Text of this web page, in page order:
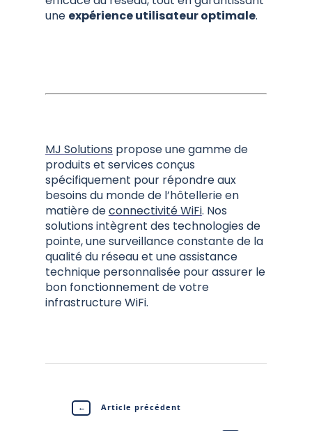
une expérience utilisateur optimale.
MJ Solutions propose une gamme de
produits et services conçus
spécifiquement pour répondre aux
besoins du monde de l’hôtellerie en
matière deconnectivité WiFi. Nos
solutions intègrent des technologies de
pointe, une surveillance constante de la
qualité du réseau et une assistance
technique personnalisée pour assurer le
bon fonctionnement de votre
infrastructure WiFi.
← Article précédent